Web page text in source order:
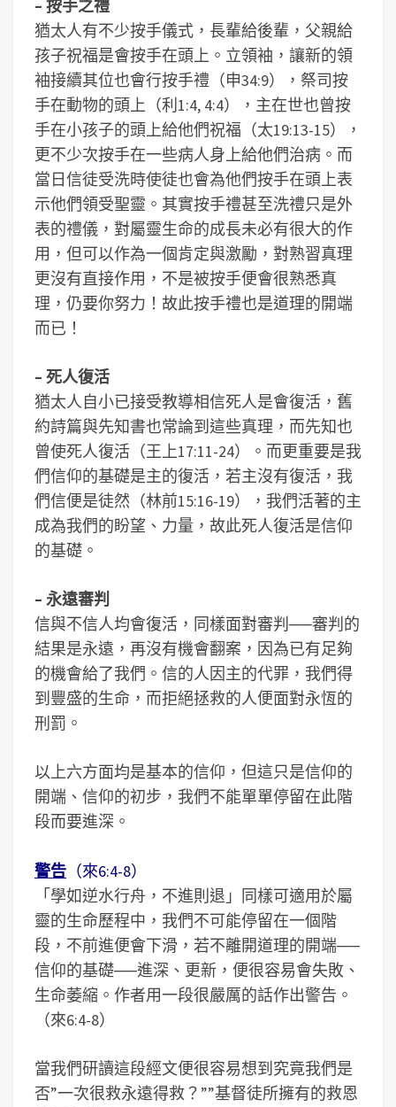
– 按手之禮
猶太人有不少按手儀式，長輩給後輩，父親給
孩子祝福是會按手在頭上。立領袖，讓新的領
袖接續其位也會行按手禮（申34:9），祭司按
手在動物的頭上（利1:4, 4:4），主在世也曾按
手在小孩子的頭上給他們祝福（太19:13-15），
更不少次按手在一些病人身上給他們治病。而
當日信徒受洗時使徒也會為他們按手在頭上表
示他們領受聖靈。其實按手禮甚至洗禮只是外
表的禮儀，對屬靈生命的成長未必有很大的作
用，但可以作為一個肯定與激勵，對熟習真理
更沒有直接作用，不是被按手便會很熟悉真
理，仍要你努力！故此按手禮也是道理的開端
而已！
– 死人復活
猶太人自小已接受教導相信死人是會復活，舊
約詩篇與先知書也常論到這些真理，而先知也
曾使死人復活（王上17:11-24）。而更重要是我
們信仰的基礎是主的復活，若主沒有復活，我
們信便是徒然（林前15:16-19），我們活著的主
成為我們的盼望、力量，故此死人復活是信仰
的基礎。
– 永遠審判
信與不信人均會復活，同樣面對審判──審判的
結果是永遠，再沒有機會翻案，因為已有足夠
的機會給了我們。信的人因主的代罪，我們得
到豐盛的生命，而拒絕拯救的人便面對永恆的
刑罰。
以上六方面均是基本的信仰，但這只是信仰的
開端、信仰的初步，我們不能單單停留在此階
段而要進深。
警告 （來6:4-8）
「學如逆水行舟，不進則退」同樣可適用於屬
靈的生命歷程中，我們不可能停留在一個階
段，不前進便會下滑，若不離開道理的開端──
信仰的基礎──進深、更新，便很容易會失敗、
生命萎縮。作者用一段很嚴厲的話作出警告。
（來6:4-8）
當我們研讀這段經文便很容易想到究竟我們是
否”一次很救永遠得救？””基督徒所擁有的救恩